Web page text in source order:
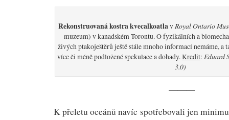
Rekonstruovaná kostra kvecalkoatlavRoyal Ontario
muzeum) v kanadském Torontu. O fyzikálních a
živých ptakoještěrů ještě stále mnoho informací nemáme, a
více či méně podložené spekulace a dohady.Kredit: Eduard
3.0)
———
K přeletu oceánů navíc spotřebovali jen